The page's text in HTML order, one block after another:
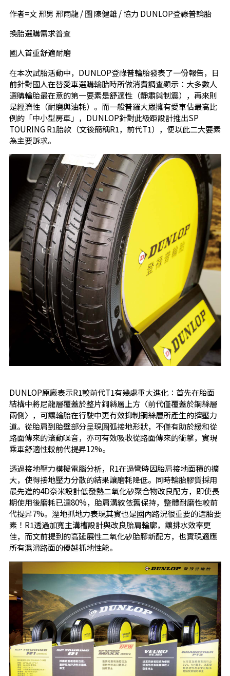
作者=文 邢男 邢雨龍 / 圖 陳健雄 / 協力 DUNLOP登祿普輪胎
換胎選購需求普查
國人首重舒適耐磨
在本次試胎活動中，DUNLOP登祿普輪胎發表了一份報告，日
前針對國人在替愛車選購輪胎時所做消費調查顯示：大多數人
選購輪胎最在意的第一要素是舒適性（靜肅與制震），再來則
是經濟性（耐磨與油耗）。而一般普羅大眾擁有愛車佔最高比
例的「中小型房車」，DUNLOP針對此級距設計推出SP
TOURING R1胎款（文後簡稱R1，前代T1），便以此二大要素
為主要訴求。
DUNLOP原廠表示R1較前代T1有幾處重大進化：首先在胎面
結構中將尼龍層覆蓋於整片鋼絲層上方〈前代僅覆蓋於鋼絲層
兩側〉，可讓輪胎在行駛中更有效抑制鋼絲層所產生的擠壓力
道。從胎肩到胎壁部分呈現圓弧接地形狀，不僅有助於緩和從
路面傳來的滾動噪音，亦可有效吸收從路面傳來的衝擊，實現
乘車舒適性較前代提昇12%。
透過接地壓力模擬電腦分析，R1在過彎時因胎肩接地面積的擴
大，使得接地壓力分散的結果讓磨耗降低。同時輪胎膠質採用
最先進的4D奈米設計低發熱二氧化矽聚合物改良配方，即使長
期使用後磨耗已達80%，胎肩溝紋依舊保持，整體耐磨性較前
代提昇7%。溼地抓地力表現其實也是國內路況很重要的選胎要
素！R1透過加寬主溝槽設計與改良胎肩輪廓，讓排水效率更
佳，而文前提到的高延展性二氧化矽胎膠新配方，也實現適應
所有濕滑路面的優越抓地性能。